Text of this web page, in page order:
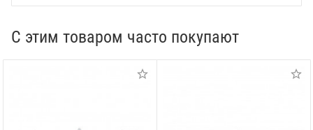
С этим товаром часто покупают